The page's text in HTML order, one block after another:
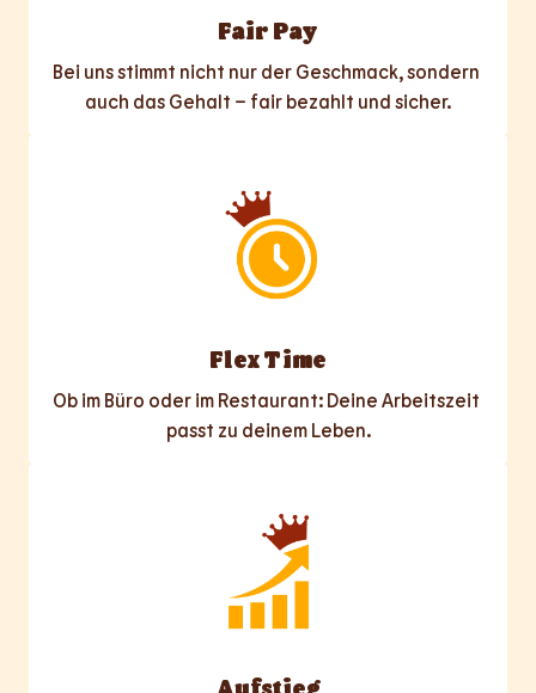
Fair Pay
Bei uns stimmt nicht nur der Geschmack, sondern
auch das Gehalt – fair bezahlt und sicher.
Flex Time
Ob im Büro oder im Restaurant: Deine Arbeitszeit
passt zu deinem Leben.
Aufstieg